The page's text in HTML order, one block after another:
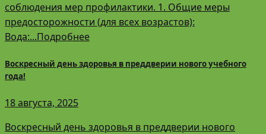
соблюдения мер профилактики. 1. Общие меры
предосторожности (для всех возрастов):
Вода:...Подробнее
Воскресный день здоровья в преддверии нового учебного
года!
18 августа, 2025
Воскресный день здоровья в преддверии нового